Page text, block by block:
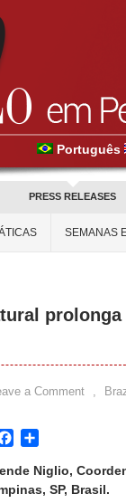
Português
PRESS RELEASES
SEMANAS
a Comment ,
Facebook
Niglio,
SP, Brasil.